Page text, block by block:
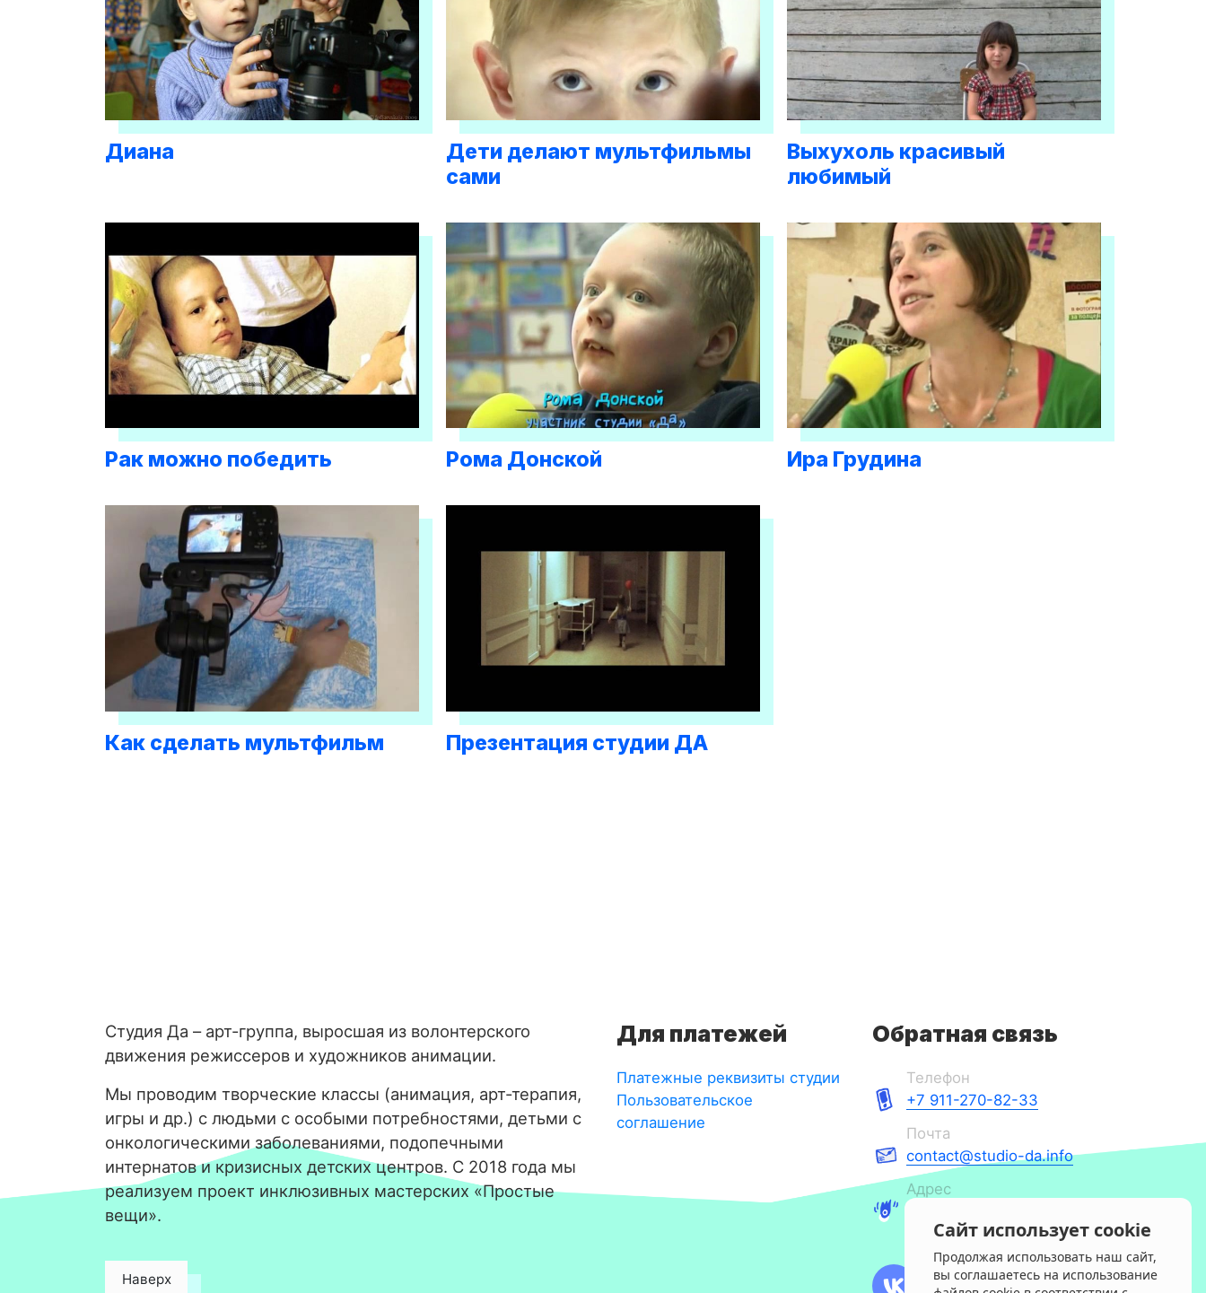
Диана
Дети делают мультфильмы
сами
Выхухоль красивый
любимый
Рак можно победить Рома Донской Ира Грудина
Как сделать мультфильм Презентация студии ДА
Студия Да – арт-группа, выросшая из волонтерского
движения режиссеров и художников анимации.
Мы проводим творческие классы (анимация, арт-терапия,
игры и др.) с людьми с особыми потребностями, детьми с
онкологическими заболеваниями, подопечными
интернатов и кризисных детских центров. С 2018 года мы
реализуем проект инклюзивных мастерских «Простые
вещи».
Наверх
Для платежей
Платежные реквизиты студии
Пользовательское
соглашение
Обратная связь
Телефон
+7 911-270-82-33
Почта
contact@studio-da.info
Адрес
линия ВО, 5
Сайт использует cookie
Продолжая использовать наш сайт,
вы соглашаетесь на использование